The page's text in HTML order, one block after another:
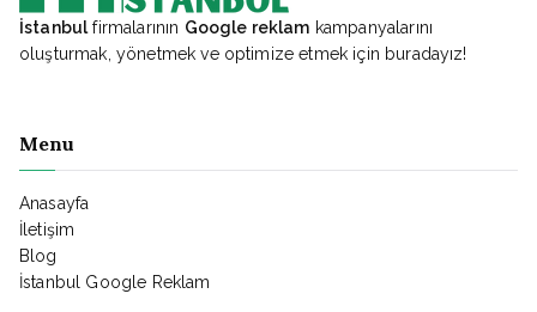
İstanbulfirmalarının Google reklam kampanyalarını
oluşturmak, yönetmek ve optimize etmek için buradayız!
Menu
Anasayfa
İletişim
Blog
İstanbul Google Reklam